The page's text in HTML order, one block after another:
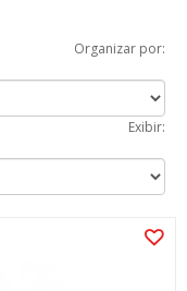
Organizar por:
Exibir: